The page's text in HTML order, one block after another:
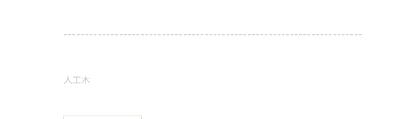
----------------------------------------------------------------------
人工木